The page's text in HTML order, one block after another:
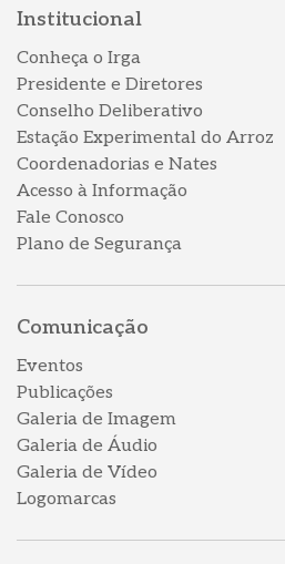
Institucional
Conheça o Irga
Presidente e Diretores
Conselho Deliberativo
Estação Experimental do Arroz
Coordenadorias e Nates
Acesso à Informação
Fale Conosco
Plano de Segurança
Comunicação
Eventos
Publicações
Galeria de Imagem
Galeria de Áudio
Galeria de Vídeo
Logomarcas